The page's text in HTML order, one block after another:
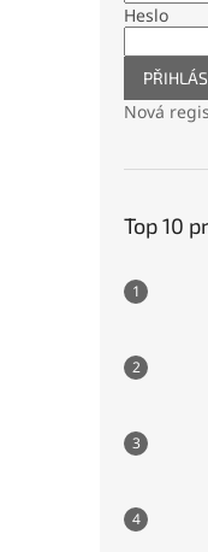
Heslo
Nová
Top 10